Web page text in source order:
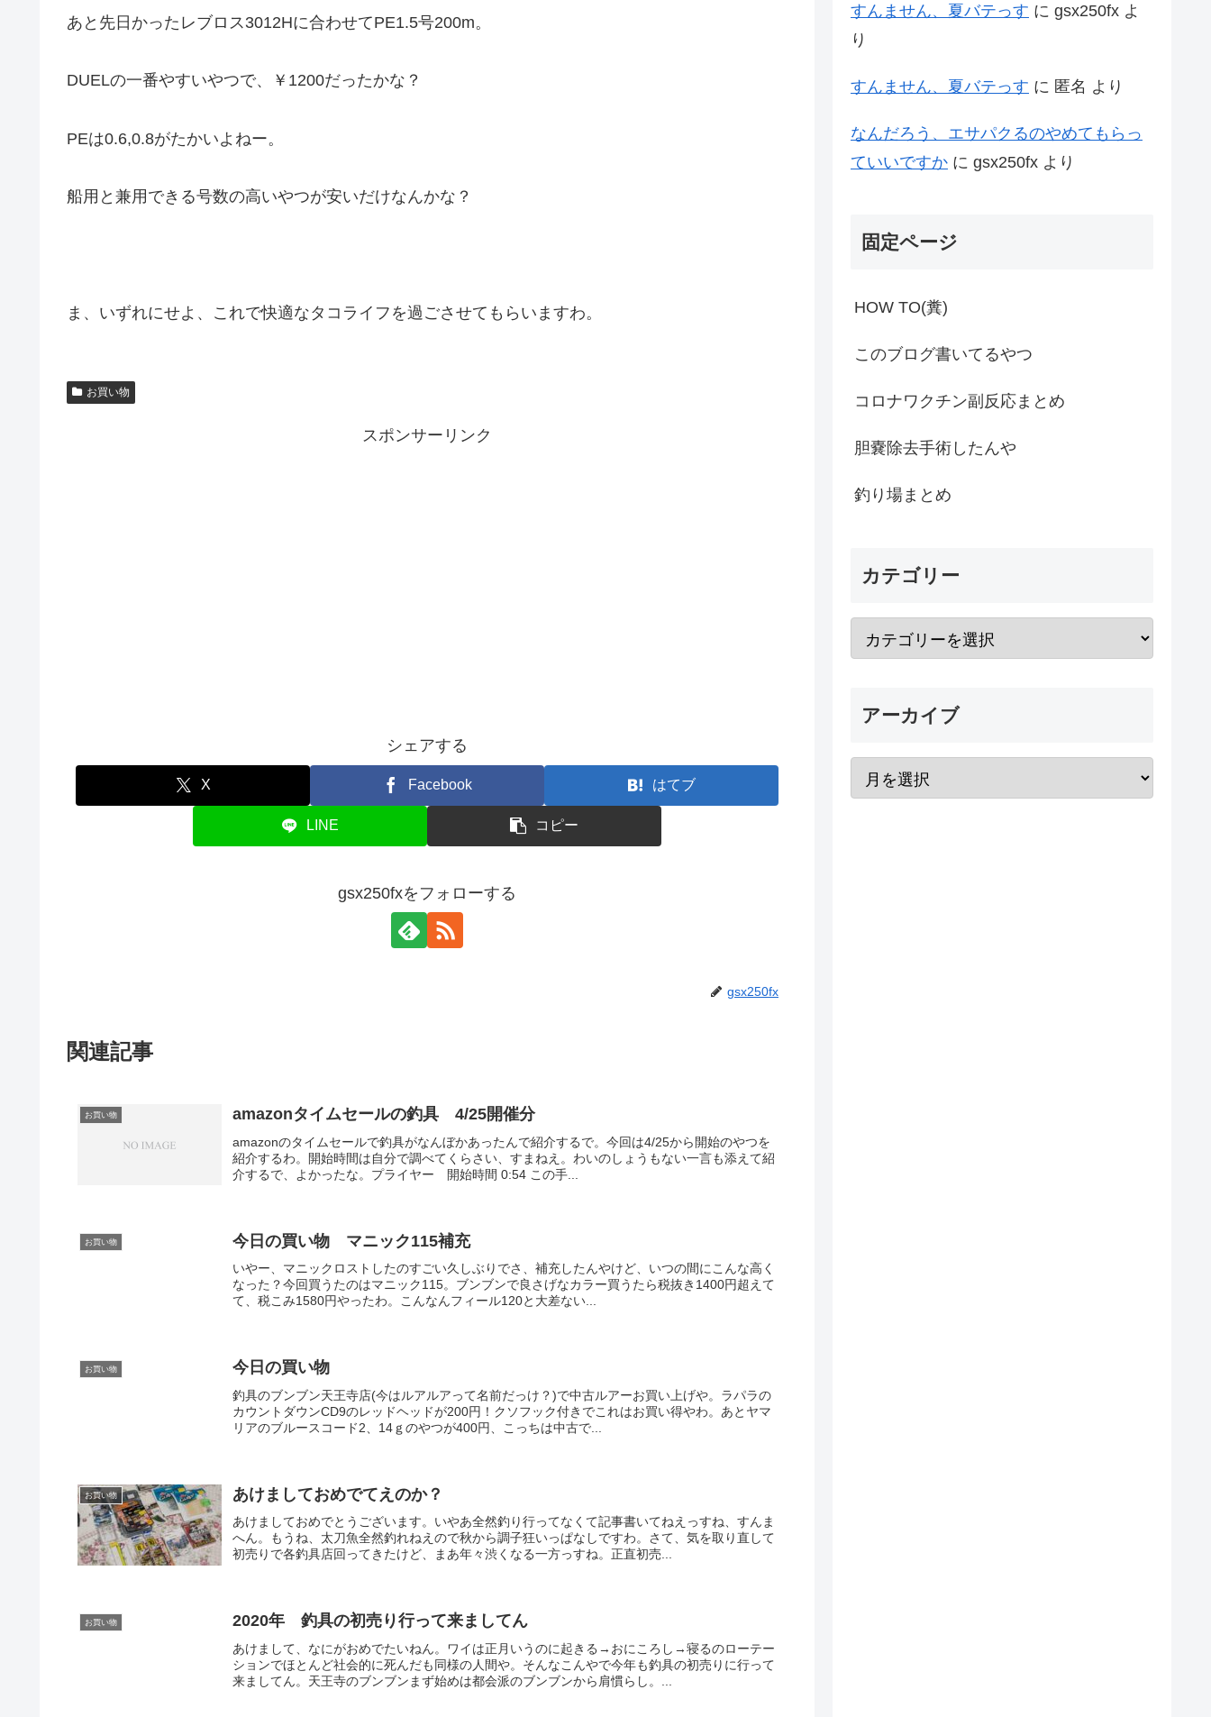
あと先日かったレブロス3012Hに合わせてPE1.5号200m。
DUELの一番やすいやつで、￥1200だったかな？
PEは0.6,0.8がたかいよねー。
船用と兼用できる号数の高いやつが安いだけなんかな？
ま、いずれにせよ、これで快適なタコライフを過ごさせてもらいますわ。
お買い物
スポンサーリンク
シェアする
X Facebook はてブ
LINE コピー
gsx250fxをフォローする
gsx250fx
関連記事
お買い物 amazonタイムセールの釣具 4/25開催分
amazonのタイムセールで釣具がなんぼかあったんで紹介するで。今回は4/25から開始のやつを
紹介するわ。開始時間は自分で調べてくらさい、すまねえ。わいのしょうもない一言も添えて紹
介するで、よかったな。プライヤー 開始時間 0:54 この手...
お買い物 今日の買い物 マニック115補充
いやー、マニックロストしたのすごい久しぶりでさ、補充したんやけど、いつの間にこんな高く
なった？今回買うたのはマニック115。ブンブンで良さげなカラー買うたら税抜き1400円超えて
て、税こみ1580円やったわ。こんなんフィール120と大差ない...
お買い物 今日の買い物
釣具のブンブン天王寺店(今はルアルアって名前だっけ？)で中古ルアーお買い上げや。ラパラの
カウントダウンCD9のレッドヘッドが200円！クソフック付きでこれはお買い得やわ。あとヤマ
リアのブルースコード2、14ｇのやつが400円、こっちは中古で...
お買い物 あけましておめでてえのか？
あけましておめでとうございます。いやあ全然釣り行ってなくて記事書いてねえっすね、すんま
へん。もうね、太刀魚全然釣れねえので秋から調子狂いっぱなしですわ。さて、気を取り直して
初売りで各釣具店回ってきたけど、まあ年々渋くなる一方っすね。正直初売...
お買い物 2020年 釣具の初売り行って来ましてん
あけまして、なにがおめでたいねん。ワイは正月いうのに起きる→おにころし→寝るのローテー
ションでほとんど社会的に死んだも同様の人間や。そんなこんやで今年も釣具の初売りに行って
来ましてん。天王寺のブンブンまず始めは都会派のブンブンから肩慣らし。...
すんません、夏バテっす に gsx250fx よ
り
すんません、夏バテっす に 匿名 より
なんだろう、エサパクるのやめてもらっ
ていいですか に gsx250fx より
固定ページ
HOW TO(糞)
このブログ書いてるやつ
コロナワクチン副反応まとめ
胆嚢除去手術したんや
釣り場まとめ
カテゴリー
アーカイブ